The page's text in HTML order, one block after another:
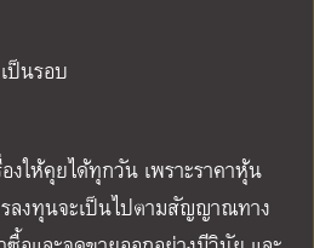
ป็นรอบ
งให้คุยได้ทุกวัน เพราะราคาหุ้น
ลงทุนจะเป็นไปตามสัญญาณทาง